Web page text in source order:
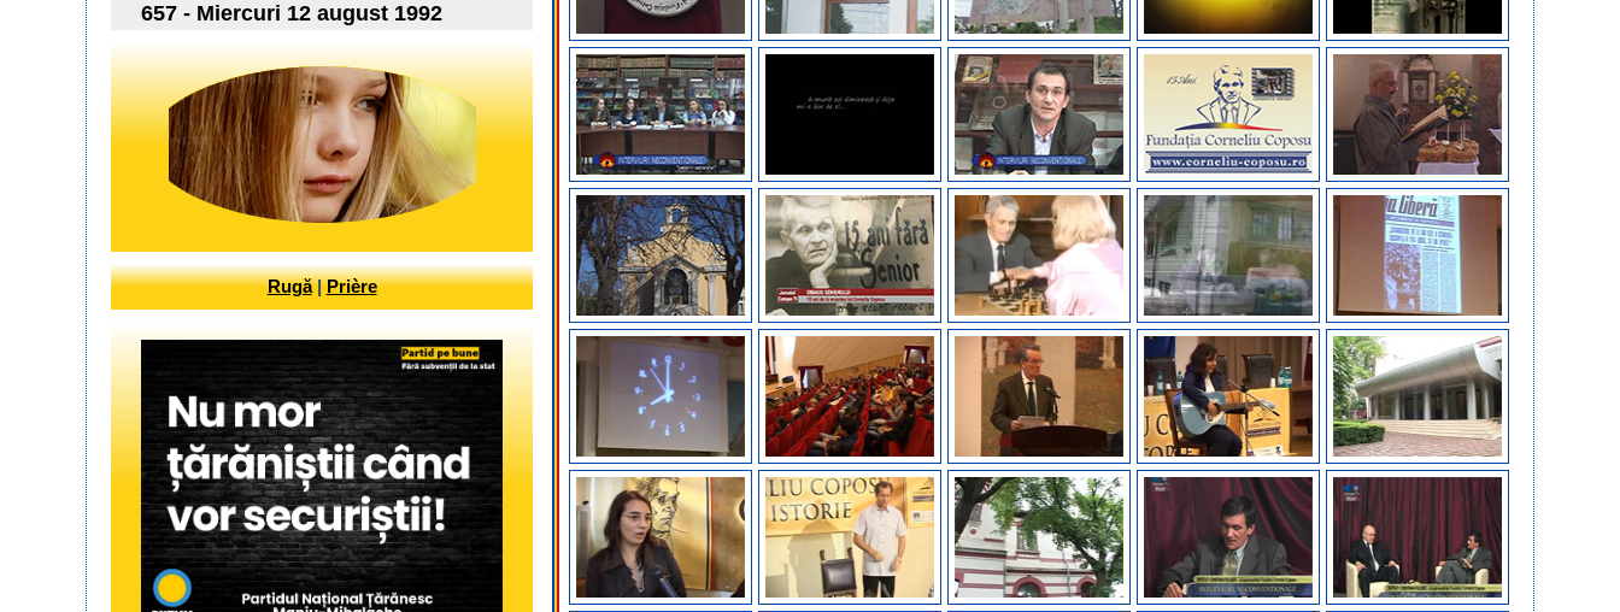
657 - Miercuri 12 august 1992
Rugă|Prière